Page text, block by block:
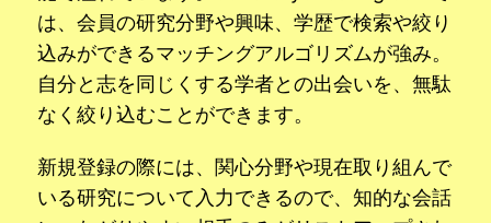
は、会員の研究分野や興味、学歴で検索や絞り
込みができるマッチングアルゴリズムが強み。
自分と志を同じくする学者との出会いを、無駄
なく絞り込むことができます。
新規登録の際には、関心分野や現在取り組んで
いる研究について入力できるので、知的な会話